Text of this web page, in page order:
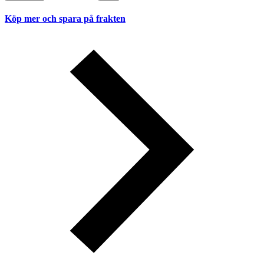
Köp mer och spara på frakten